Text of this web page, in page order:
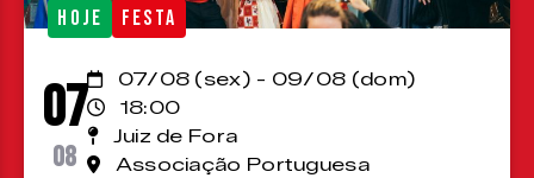
HOJE FESTA
07
08
07/08 (sex) - 09/08 (dom)
18:00
Juiz de Fora
Associação Portuguesa